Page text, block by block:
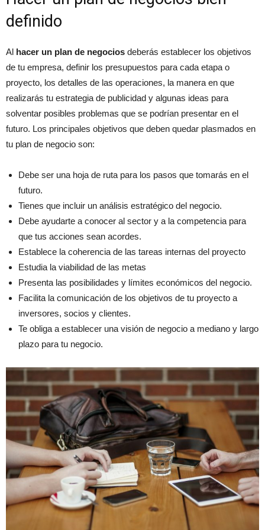
definido
Al hacer un plan de negocios deberás establecer los objetivos
de tu empresa, definir los presupuestos para cada etapa o
proyecto, los detalles de las operaciones, la manera en que
realizarás tu estrategia de publicidad y algunas ideas para
solventar posibles problemas que se podrían presentar en el
futuro. Los principales objetivos que deben quedar plasmados en
tu plan de negocio son:
Debe ser una hoja de ruta para los pasos que tomarás en el
futuro.
Tienes que incluir un análisis estratégico del negocio.
Debe ayudarte a conocer al sector y a la competencia para
que tus acciones sean acordes.
Establece la coherencia de las tareas internas del proyecto
Estudia la viabilidad de las metas
Presenta las posibilidades y límites económicos del negocio.
Facilita la comunicación de los objetivos de tu proyecto a
inversores, socios y clientes.
Te obliga a establecer una visión de negocio a mediano y largo
plazo para tu negocio.